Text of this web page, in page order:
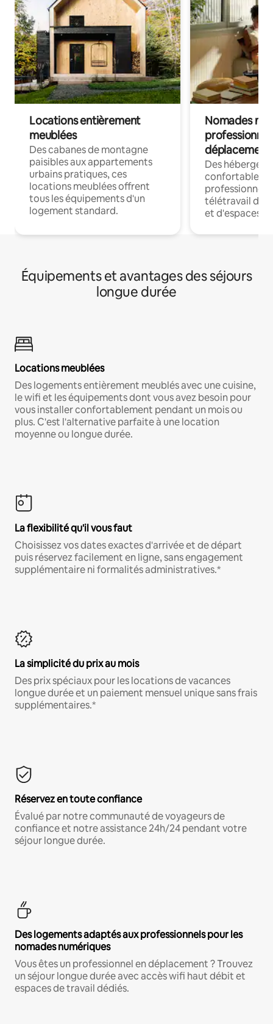
Locations entièrement
meublées
Des cabanes de montagne
paisibles aux appartements
urbains pratiques, ces
locations meublées offrent
tous les équipements d'un
logement standard.
Nomades
déplacement
Des
confortables
professionnels
télétravail
et d'espaces
Équipements et avantages des séjours
longue durée
Locations meublées
Des logements entièrement meublés avec une cuisine,
le wifi et les équipements dont vous avez besoin pour
vous installer confortablement pendant un mois ou
plus. C'est l'alternative parfaite à une location
moyenne ou longue durée.
La flexibilité qu'il vous faut
Choisissez vos dates exactes d'arrivée et de départ
puis réservez facilement en ligne, sans engagement
supplémentaire ni formalités administratives.*
La simplicité du prix au mois
Des prix spéciaux pour les locations de vacances
longue durée et un paiement mensuel unique sans frais
supplémentaires.*
Réservez en toute confiance
Évalué par notre communauté de voyageurs de
confiance et notre assistance 24h/24 pendant votre
séjour longue durée.
Des logements adaptés aux professionnels pour les
nomades numériques
Vous êtes un professionnel en déplacement ? Trouvez
un séjour longue durée avec accès wifi haut débit et
espaces de travail dédiés.